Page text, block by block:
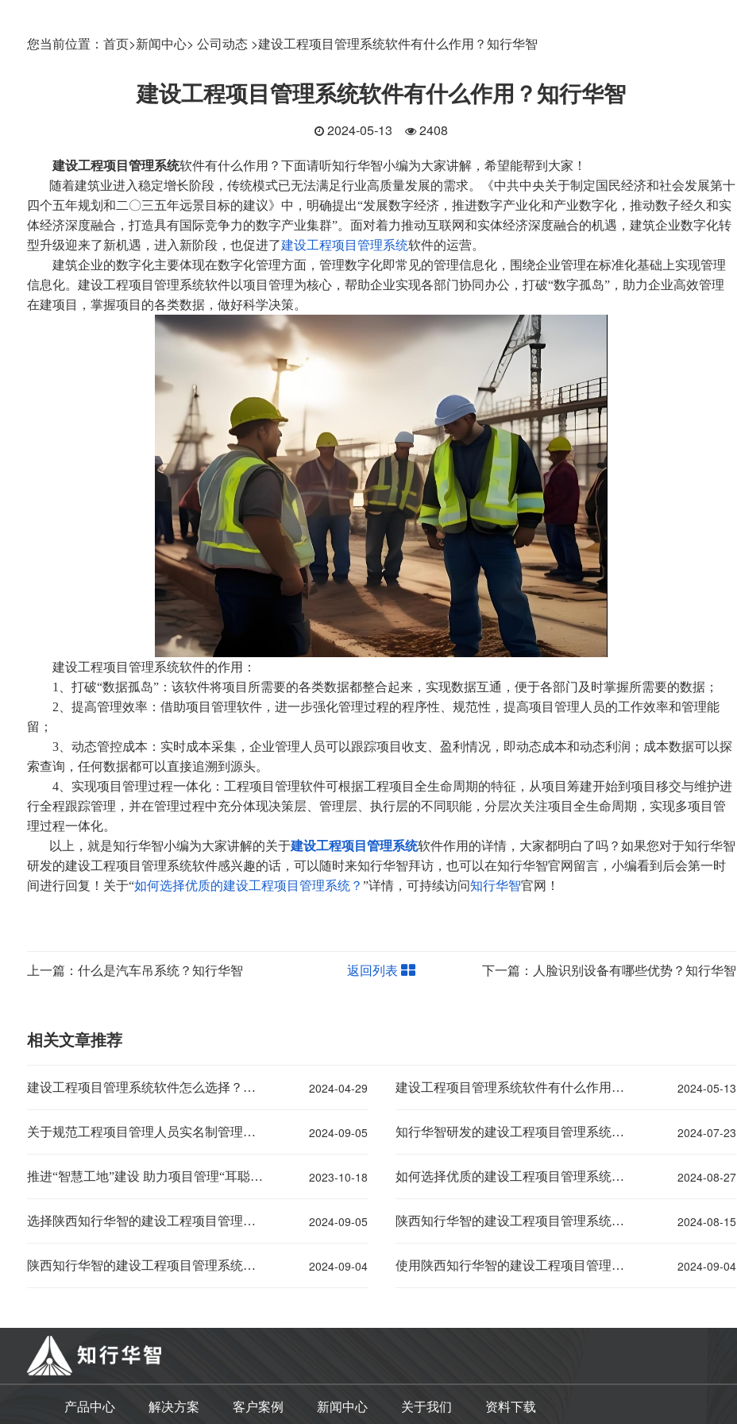
您当前位置： 首页>新闻中心> 公司动态 >建设工程项目管理系统软件有什么作用？知行华智
建设工程项目管理系统软件有什么作用？知行华智
2024-05-13 2408
建设工程项目管理系统软件有什么作用？下面请听知行华智小编为大家讲解，希望能帮到大家！
随着建筑业进入稳定增长阶段，传统模式已无法满足行业高质量发展的需求。《中共中央关于制定国民经济和社会发展第十
四个五年规划和二〇三五年远景目标的建议》中，明确提出“发展数字经济，推进数字产业化和产业数字化，推动数子经久和实
体经济深度融合，打造具有国际竞争力的数字产业集群”。面对着力推动互联网和实体经济深度融合的机遇，建筑企业数字化转
型升级迎来了新机遇，进入新阶段，也促进了建设工程项目管理系统软件的运营。
建筑企业的数字化主要体现在数字化管理方面，管理数字化即常见的管理信息化，围绕企业管理在标准化基础上实现管理
信息化。 建设工程项目管理系统软件以项目管理为核心，帮助企业实现各部门协同办公，打破“数字孤岛”，助力企业高效管理
在建项目，掌握项目的各类数据，做好科学决策。
建设工程项目管理系统软件的作用：
1、打破“数据孤岛”：该软件将项目所需要的各类数据都整合起来，实现数据互通，便于各部门及时掌握所需要的数据；
2、提高管理效率：借助项目管理软件，进一步强化管理过程的程序性、规范性，提高项目管理人员的工作效率和管理能
留；
3、动态管控成本：实时成本采集，企业管理人员可以跟踪项目收支、盈利情况，即动态成本和动态利润；成本数据可以探
索查询，任何数据都可以直接追溯到源头。
4、实现项目管理过程一体化：工程项目管理软件可根据工程项目全生命周期的特征，从项目筹建开始到项目移交与维护进
行全程跟踪管理，并在管理过程中充分体现决策层、管理层、执行层的不同职能，分层次关注项目全生命周期，实现多项目管
理过程一体化。
以上，就是知行华智小编为大家讲解的关于建设工程项目管理系统软件作用的详情，大家都明白了吗？如果您对于知行华智
研发的建设工程项目管理系统软件感兴趣的话，可以随时来知行华智拜访，也可以在知行华智官网留言，小编看到后会第一时
间进行回复！关于“如何选择优质的建设工程项目管理系统？ ”详情，可持续访问知行华智官网！
上一篇：什么是汽车吊系统？知行华智 返回列表 下一篇：人脸识别设备有哪些优势？知行华智
相关文章推荐
建设工程项目管理系统软件怎么选择？知行华智 2024-04-29 建设工程项目管理系统软件有什么作用？知行华智 2024-05-13
关于规范工程项目管理人员实名制管理的通知-劳务实名制管理系统 2024-09-05 知行华智研发的建设工程项目管理系统对于建筑行业有用吗？ 2024-07-23
推进“智慧工地”建设 助力项目管理“耳聪目明” 2023-10-18 如何选择优质的建设工程项目管理系统？知行华智 2024-08-27
选择陕西知行华智的建设工程项目管理系统的理由与优势分析 2024-09-05 陕西知行华智的建设工程项目管理系统好用吗？ 2024-08-15
陕西知行华智的建设工程项目管理系统贵吗？ 2024-09-04 使用陕西知行华智的建设工程项目管理系统的企业多吗？ 2024-09-04
产品中心 解决方案 客户案例 新闻中心 关于我们 资料下载